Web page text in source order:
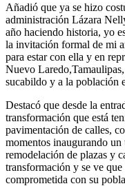
Añadió que ya se hizo
administración Lázara
año haciendo historia, yo
la invitación formal de mi
para estar con ella y en
Nuevo
sucabildo y a la población
Destacó que desde la
transformación que está
pavimentación de calles,
momentos inaugurando
remodelación de plazas y
transformación y se ve
comprometida con su